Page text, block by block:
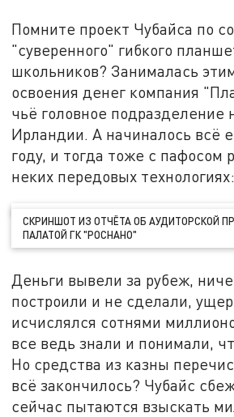
Помните проект Чубайса по
"суверенного" гибкого
школьников? Занималась
освоения денег компания
чьё головное подразделение
Ирландии. А начиналось всё
году, и тогда тоже с пафосом
неких передовых технологиях:
СКРИНШОТ ИЗ ОТЧЁТА ОБ АУДИТОРСКОЙ
ПАЛАТОЙ ГК "РОСНАНО"
Деньги вывели за рубеж,
построили и не сделали,
исчислялся сотнями
все ведь знали и понимали,
Но средства из казны
всё закончилось? Чубайс
сейчас пытаются взыскать